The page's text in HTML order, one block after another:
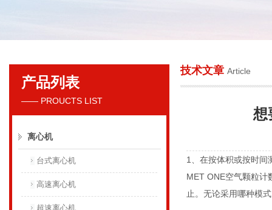
贝克曼库尔特国际贸易（上海）有限公司
产品列表
—— PROUCTS LIST
离心机
台式离心机
高速离心机
超速离心机
技术文章 Article
想
1、在按体积或按时间
MET ONE空气颗粒计
止。无论采用哪种模